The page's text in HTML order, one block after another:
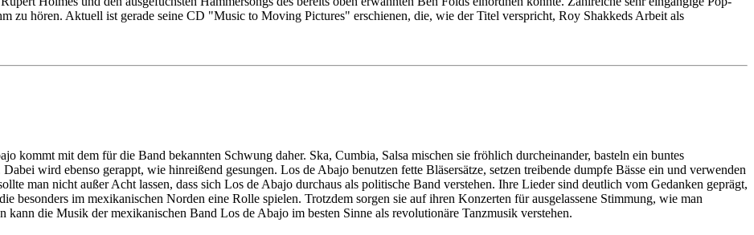
zu hören. Aktuell ist gerade seine CD "Music to Moving Pictures" erschienen, die, wie der Titel verspricht, Roy Shakkeds Arbeit als
mit dem für die Band bekannten Schwung daher. Ska, Cumbia, Salsa mischen sie fröhlich durcheinander, basteln ein buntes
wird ebenso gerappt, wie hinreißend gesungen. Los de Abajo benutzen fette Bläsersätze, setzen treibende dumpfe Bässe ein und verwenden
man nicht außer Acht lassen, dass sich Los de Abajo durchaus als politische Band verstehen. Ihre Lieder sind deutlich vom Gedanken geprägt,
besonders im mexikanischen Norden eine Rolle spielen. Trotzdem sorgen sie auf ihren Konzerten für ausgelassene Stimmung, wie man
die Musik der mexikanischen Band Los de Abajo im besten Sinne als revolutionäre Tanzmusik verstehen.